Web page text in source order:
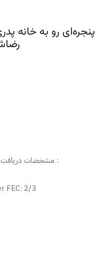
پنجره‌ای رو به خانه
رضاشاه ـ ۱۵
مشخصات دریافت شبکه ایران فردا در ماهواره ترکمنعالم :
FEC: 2/3